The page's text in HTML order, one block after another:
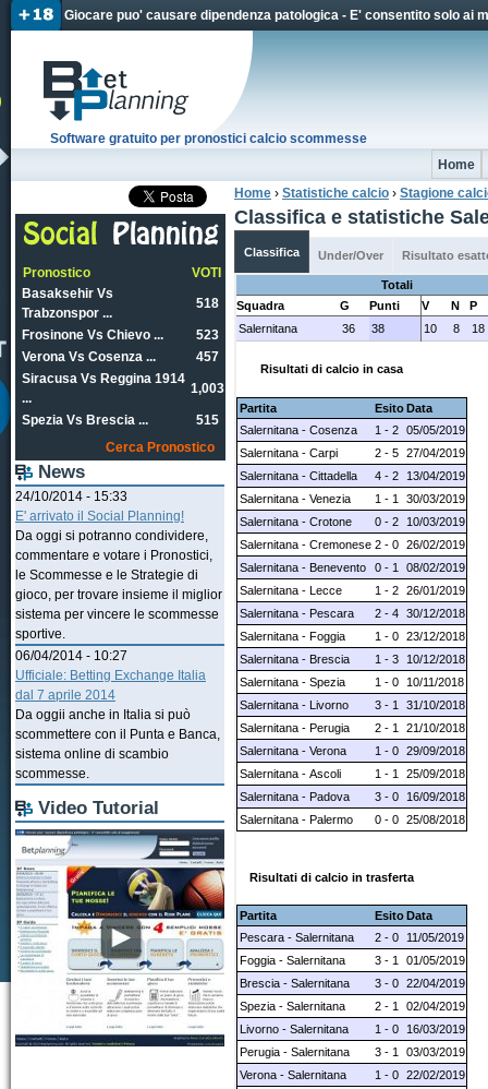
Giocare puo' causare dipendenza patologica - E' consentito solo ai
Software gratuito per pronostici calcio scommesse
Home
Tu sei qui
Home › Statistiche calcio › Stagione
Classifica e statistiche
Classifica Under/Over Risultato
Totali
Squadra
G Punti V N
P
Salernitana
36 38 10 8 18
Risultati di calcio in casa
Partita EsitoData
Salernitana - Cosenza
1 - 2 05/05/2019
Salernitana - Carpi
2 - 5 27/04/2019
Salernitana - Cittadella
4 - 2
13/04/2019
Salernitana - Venezia
1 - 1
30/03/2019
Salernitana - Crotone
0 - 2
10/03/2019
Salernitana - Cremonese 2 - 0 26/02/2019
Salernitana - Benevento
0 - 1
08/02/2019
Salernitana - Lecce
1 - 2 26/01/2019
Salernitana - Pescara
2 - 4 30/12/2018
Salernitana - Foggia
1 - 0 23/12/2018
Salernitana - Brescia
1 - 3
10/12/2018
Salernitana - Spezia
1 - 0
10/11/2018
Salernitana - Livorno
3 - 1
31/10/2018
Salernitana - Perugia
2 - 1
21/10/2018
Salernitana - Verona
1 - 0 29/09/2018
Salernitana - Ascoli
1 - 1
25/09/2018
Salernitana - Padova
3 - 0
16/09/2018
Salernitana - Palermo
0 - 0 25/08/2018
Risultati di calcio in trasferta
Partita EsitoData
Pescara - Salernitana
2 - 0
11/05/2019
Foggia - Salernitana
3 - 1
01/05/2019
Brescia - Salernitana
3 - 0 22/04/2019
Spezia - Salernitana
2 - 1
02/04/2019
Livorno - Salernitana
1 - 0
16/03/2019
Perugia - Salernitana
3 - 1
03/03/2019
Verona - Salernitana
1 - 0 22/02/2019
Pronostico
VOTI
Basaksehir Vs
Trabzonspor ...
518
Frosinone Vs Chievo ...
523
Verona Vs Cosenza ...
457
Siracusa Vs Reggina 1914
...
1,003
Spezia Vs Brescia ...
515
Cerca Pronostico
News
24/10/2014 - 15:33
E' arrivato il Social Planning!
Da oggi si potranno condividere,
commentare e votare i Pronostici,
le Scommesse e le Strategie di
gioco, per trovare insieme il miglior
sistema per vincere le scommesse
sportive.
06/04/2014 - 10:27
Ufficiale: Betting Exchange Italia
dal 7 aprile 2014
Da oggii anche in Italia si può
scommettere con il Punta e Banca,
sistema online di scambio
scommesse.
Video Tutorial